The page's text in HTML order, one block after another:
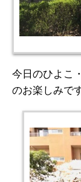
今日のひよこ
のお楽しみで